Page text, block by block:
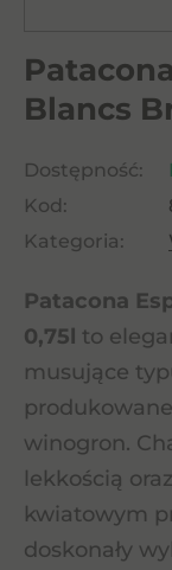
Blancs
Dostępność:
Kod:
Kategoria:
Patacona
0,75l to
musujące
winogron.
lekkością
kwiatowym
doskonały